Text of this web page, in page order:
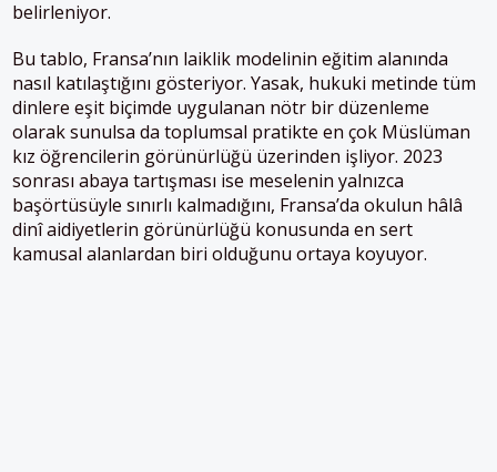
belirleniyor.
Bu tablo, Fransa’nın laiklik modelinin eğitim alanında
nasıl katılaştığını gösteriyor. Yasak, hukuki metinde tüm
dinlere eşit biçimde uygulanan nötr bir düzenleme
olarak sunulsa da toplumsal pratikte en çok Müslüman
kız öğrencilerin görünürlüğü üzerinden işliyor. 2023
sonrası abaya tartışması ise meselenin yalnızca
başörtüsüyle sınırlı kalmadığını, Fransa’da okulun hâlâ
dinî aidiyetlerin görünürlüğü konusunda en sert
kamusal alanlardan biri olduğunu ortaya koyuyor.